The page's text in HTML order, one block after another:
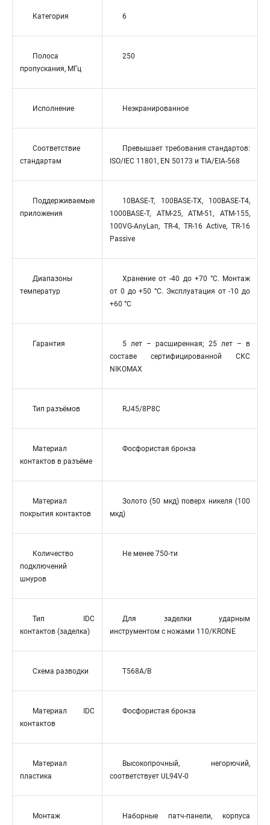
Категория 6
Полоса
пропускания, МГц
250
Исполнение Неэкранированное
Соответствие
стандартам
Превышает требования стандартов:
ISO/IEC 11801, EN 50173 и TIA/EIA-568
Поддерживаемые
приложения
10BASE-T, 100BASE-TX, 100BASE-T4,
1000BASE-T, ATM-25, ATM-51, ATM-155,
100VG-AnyLan, TR-4, TR-16 Active, TR-16
Passive
Диапазоны
температур
Хранение от -40 до +70 °C. Монтаж
от 0 до +50 °C. Эксплуатация от -10 до
+60 °C
Гарантия
5 лет – расширенная; 25 лет – в
составе сертифицированной СКС
NIKOMAX
Тип разъёмов RJ45/8P8C
Материал
контактов в разъёме
Фосфористая бронза
Материал
покрытия контактов
Золото (50 мкд) поверх никеля (100
мкд)
Количество
подключений
шнуров
Не менее 750-ти
Тип IDC
контактов (заделка)
Для заделки ударным
инструментом с ножами 110/KRONE
Схема разводки T568A/B
Материал IDC
контактов
Фосфористая бронза
Материал
пластика
Высокопрочный, негорючий,
соответствует UL94V-0
Монтаж
Наборные патч-панели, корпуса